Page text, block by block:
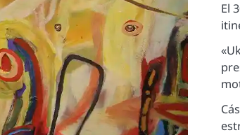
El